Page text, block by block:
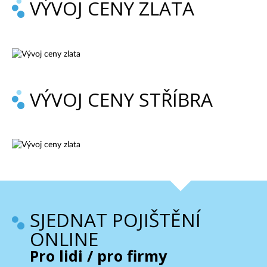
VÝVOJ CENY ZLATA
VÝVOJ CENY STŘÍBRA
SJEDNAT POJIŠTĚNÍ
ONLINE
Pro lidi / pro firmy